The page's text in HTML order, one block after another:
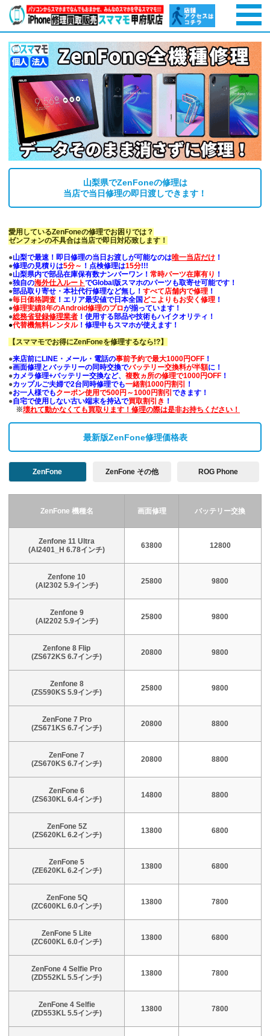
山梨県でZenFoneの修理は
当店で当日修理の即日渡しできます！
愛用しているZenFoneの修理でお困りでは？
ゼンフォンの不具合は当店で即日対応致します！
●山梨で最速！即日修理の当日お渡しが可能なのは唯一当店だけ ！
●修理の見積りは5分～ ！点検修理は15分!!!
●山梨県内で部品在庫保有数ナンバーワン！ 常時パーツ在庫有り ！
●独自の海外仕入ルートでGlobal版スマホのパーツも取寄せ可能です！
●部品取り寄せ・本社代行修理など無し！ すべて店舗内で修理 ！
●毎日価格調査 ！エリア最安値で日本全国 どこよりもお安く修理 ！
●修理実績8年のAndroid修理のプロが揃っています！
●総務省登録修理業者 ！使用する部品や技術もハイクオリティ！
●代替機無料レンタル！修理中もスマホが使えます！
【スママモでお得にZenFoneを修理するなら!?】
●来店前にLINE・メール・電話の事前予約で最大1000円OFF ！
●画面修理とバッテリーの同時交換でバッテリー交換料が半額に！
●カメラ修理+バッテリー交換など、 複数ヵ所の修理で1000円OFF ！
●カップルご夫婦で2台同時修理でも一緒割1000円割引
！
●お一人様でもクーポン使用で500円～1000円割引 できます！
●自宅で使用しない古い端末を持込で買取割引き ！
※壊れて動かなくても買取ります！修理の際は是非お持ちください！
最新版ZenFone修理価格表
ZenFone ZenFone その他 ROG Phone
ZenFone 機種名 画面修理 バッテリー交換
Zenfone 11 Ultra
(AI2401_H 6.78インチ)
63800 12800
Zenfone 10
(AI2302 5.9インチ)
25800 9800
Zenfone 9
(AI2202 5.9インチ)
25800 9800
Zenfone 8 Flip
(ZS672KS 6.7インチ)
20800 9800
Zenfone 8
(ZS590KS 5.9インチ)
25800 9800
ZenFone 7 Pro
(ZS671KS 6.7インチ)
20800 8800
ZenFone 7
(ZS670KS 6.7インチ)
20800 8800
ZenFone 6
(ZS630KL 6.4インチ)
14800 8800
ZenFone 5Z
(ZS620KL 6.2インチ)
13800 6800
ZenFone 5
(ZE620KL 6.2インチ)
13800 6800
ZenFone 5Q
(ZC600KL 6.0インチ)
13800 7800
ZenFone 5 Lite
(ZC600KL 6.0インチ)
13800 6800
ZenFone 4 Selfie Pro
(ZD552KL 5.5インチ)
13800 7800
ZenFone 4 Selfie
(ZD553KL 5.5インチ)
13800 7800